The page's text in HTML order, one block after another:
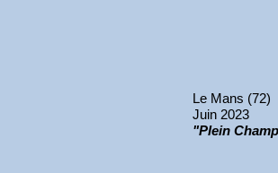
Le Mans (72)
Juin 2023
"Plein